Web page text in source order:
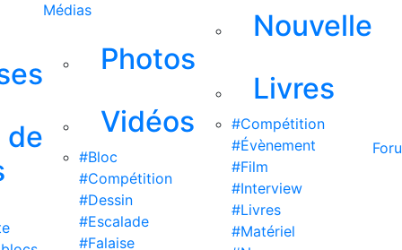
de
Médias
Photos
Vidéos
#Bloc
#Compétition
#Dessin
#Escalade
#Falaise
Nouvelle
Livres
#Compétition
#Évènement
#Film
#Interview
#Livres
#Matériel